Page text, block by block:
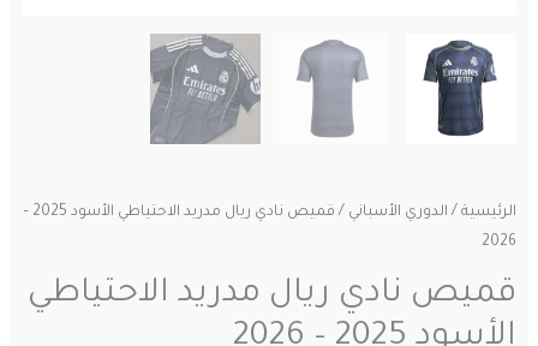
الرئيسية / الدوري الأسباني
/ قميص نادي ريال مدريد الاحتياطي الأسود 2025 –
2026
قميص نادي ريال مدريد الاحتياطي